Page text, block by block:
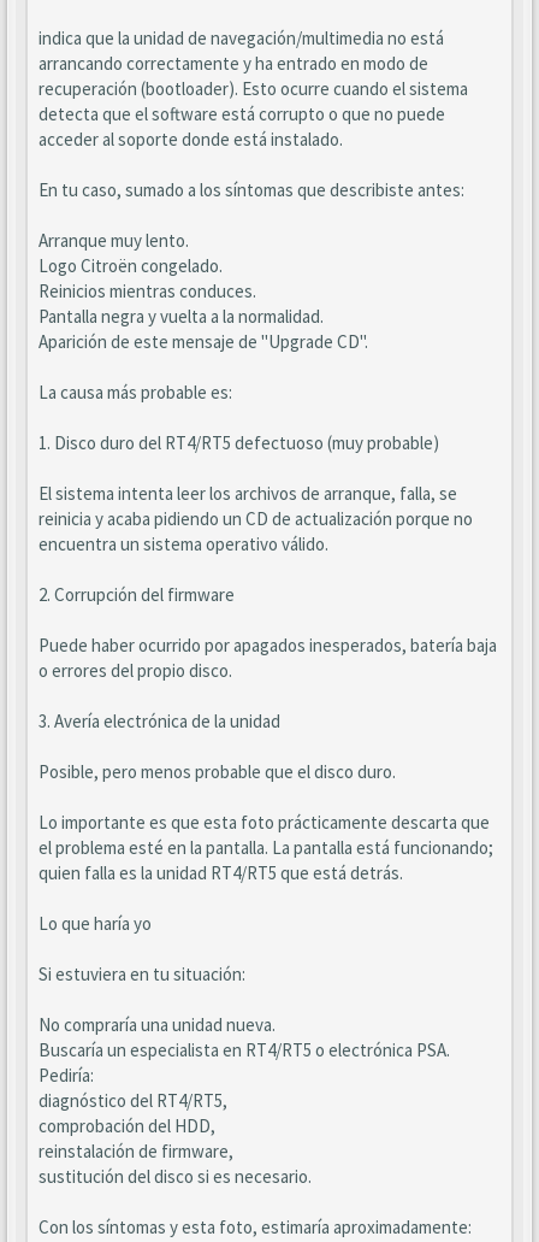
indica que la unidad de navegación/multimedia no está
arrancando correctamente y ha entrado en modo de
recuperación (bootloader). Esto ocurre cuando el sistema
detecta que el software está corrupto o que no puede
acceder al soporte donde está instalado.
En tu caso, sumado a los síntomas que describiste antes:
Arranque muy lento.
Logo Citroën congelado.
Reinicios mientras conduces.
Pantalla negra y vuelta a la normalidad.
Aparición de este mensaje de "Upgrade CD".
La causa más probable es:
1. Disco duro del RT4/RT5 defectuoso (muy probable)
El sistema intenta leer los archivos de arranque, falla, se
reinicia y acaba pidiendo un CD de actualización porque no
encuentra un sistema operativo válido.
2. Corrupción del firmware
Puede haber ocurrido por apagados inesperados, batería baja
o errores del propio disco.
3. Avería electrónica de la unidad
Posible, pero menos probable que el disco duro.
Lo importante es que esta foto prácticamente descarta que
el problema esté en la pantalla. La pantalla está funcionando;
quien falla es la unidad RT4/RT5 que está detrás.
Lo que haría yo
Si estuviera en tu situación:
No compraría una unidad nueva.
Buscaría un especialista en RT4/RT5 o electrónica PSA.
Pediría:
diagnóstico del RT4/RT5,
comprobación del HDD,
reinstalación de firmware,
sustitución del disco si es necesario.
Con los síntomas y esta foto, estimaría aproximadamente: